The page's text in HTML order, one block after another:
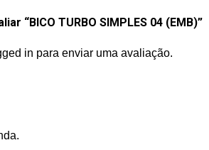
“BICO TURBO SIMPLES 04 (EMB)”
in para enviar uma avaliação.